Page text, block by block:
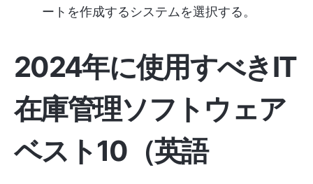
ートを作成するシステムを選択する。
2024年に使用すべきIT
在庫管理ソフトウェア
ベスト10 （英語